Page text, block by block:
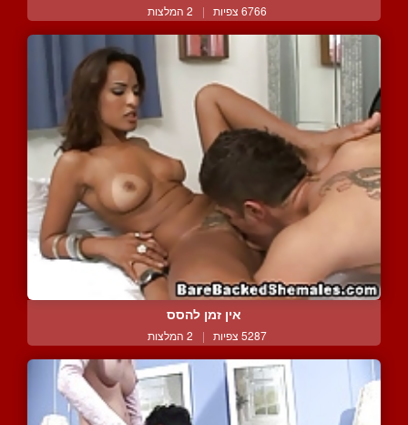
6766 צפיות | 2 המלצות
אין זמן להסס
5287 צפיות | 2 המלצות